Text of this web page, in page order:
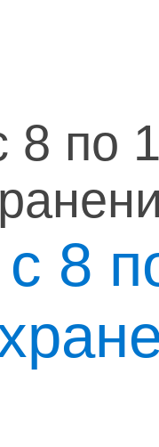
по
8